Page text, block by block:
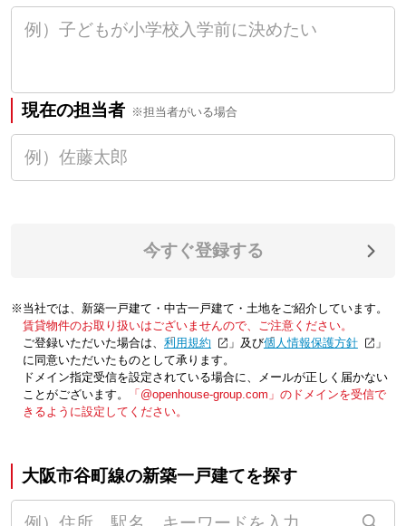
現在の担当者 ※担当者がいる場合
今すぐ登録する
※当社では、新築一戸建て・中古一戸建て・土地をご紹介しています。
賃貸物件のお取り扱いはございませんので、ご注意ください。
ご登録いただいた場合は、「利用規約 」及び「個人情報保護方針
」
に同意いただいたものとして承ります。
ドメイン指定受信を設定されている場合に、メールが正しく届かない
ことがございます。
「@openhouse-group.com」のドメインを受信で
きるように設定してください。
大阪市谷町線の新築一戸建てを探す